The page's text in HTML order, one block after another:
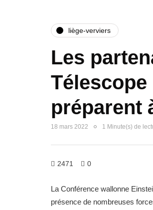
liège-verviers
Les
préparent
18 mars 2022 1 Minute(s) de
2471 0
La Conférence wallonne
présence de nombreuses